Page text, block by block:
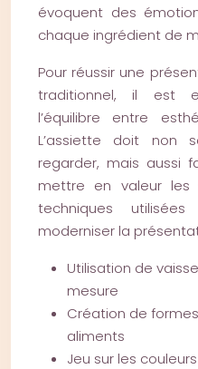
évoquent des
chaque ingrédient de
Pour réussir une
traditionnel, il est
l’équilibre entre
L’assiette doit non
regarder, mais aussi
mettre en valeur les
techniques
moderniser la
Utilisation de
mesure
Création de
aliments
Jeu sur les